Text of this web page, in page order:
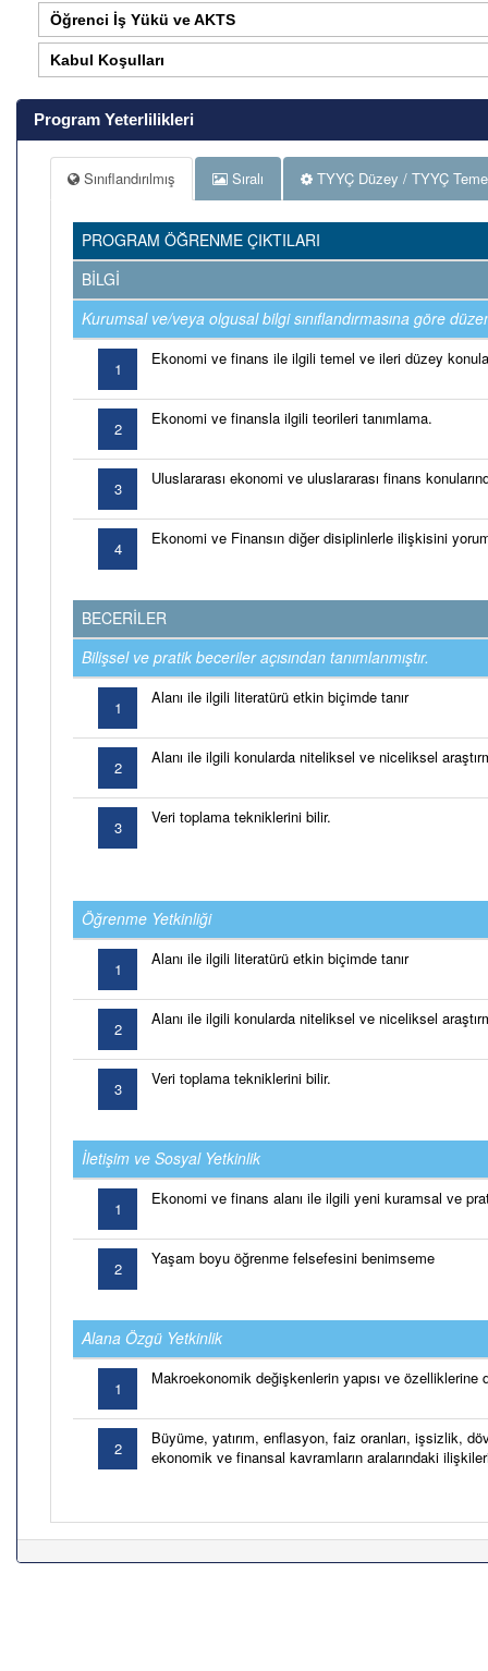
Öğrenci İş Yükü ve AKTS
Kabul Koşulları
Program Yeterlilikleri
Sınıflandırılmış Sıralı TYYÇ Düzey / TYYÇ
PROGRAM ÖĞRENME ÇIKTILARI
BİLGİ
Kurumsal ve/veya olgusal bilgi sınıflandırmasına göre
1
Ekonomi ve finans ile ilgili temel ve ileri düzey
2
Ekonomi ve finansla ilgili teorileri tanımlama.
3
Uluslararası ekonomi ve uluslararası finans
4
Ekonomi ve Finansın diğer disiplinlerle ilişkisini
BECERİLER
Bilişsel ve pratik beceriler açısından tanımlanmıştır.
1
Alanı ile ilgili literatürü etkin biçimde tanır
2
Alanı ile ilgili konularda niteliksel ve niceliksel
3
Veri toplama tekniklerini bilir.
Öğrenme Yetkinliği
1
Alanı ile ilgili literatürü etkin biçimde tanır
2
Alanı ile ilgili konularda niteliksel ve niceliksel
3
Veri toplama tekniklerini bilir.
İletişim ve Sosyal Yetkinlik
1
Ekonomi ve finans alanı ile ilgili yeni kuramsal ve
2
Yaşam boyu öğrenme felsefesini benimseme
Alana Özgü Yetkinlik
1
Makroekonomik değişkenlerin yapısı ve
2
Büyüme, yatırım, enflasyon, faiz oranları, işsizlik,
ekonomik ve finansal kavramların aralarındaki